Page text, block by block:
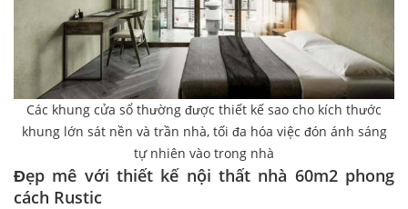
Các khung cửa sổ thường được thiết kế sao cho kích thước
khung lớn sát nền và trần nhà, tối đa hóa việc đón ánh sáng
tự nhiên vào trong nhà
Đẹp mê với thiết kế nội thất nhà 60m2 phong
cách Rustic